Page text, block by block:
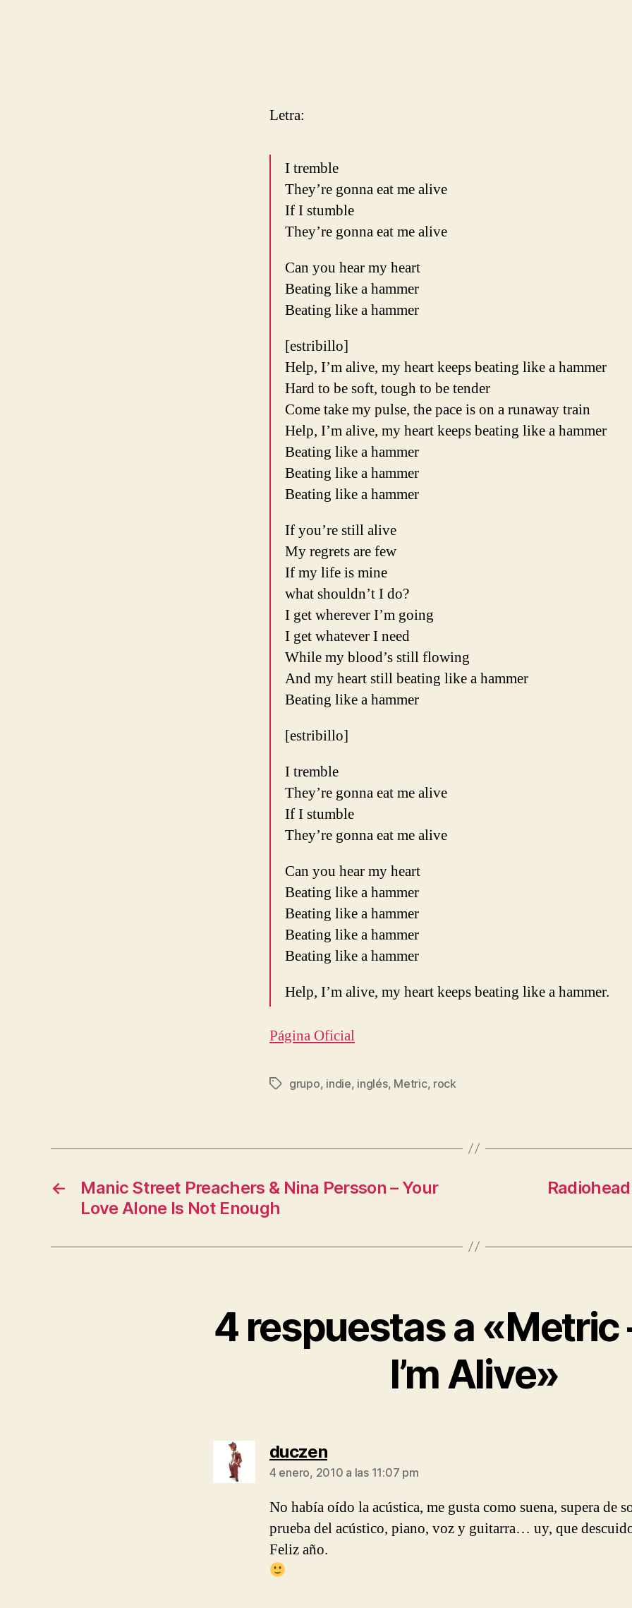
Letra:
I tremble
They’re gonna eat me alive
If I stumble
They’re gonna eat me alive
Can you hear my heart
Beating like a hammer
Beating like a hammer
[estribillo]
Help, I’m alive, my heart keeps beating like a hammer
Hard to be soft, tough to be tender
Come take my pulse, the pace is on a runaway train
Help, I’m alive, my heart keeps beating like a hammer
Beating like a hammer
Beating like a hammer
Beating like a hammer
If you’re still alive
My regrets are few
If my life is mine
what shouldn’t I do?
I get wherever I’m going
I get whatever I need
While my blood’s still flowing
And my heart still beating like a hammer
Beating like a hammer
[estribillo]
I tremble
They’re gonna eat me alive
If I stumble
They’re gonna eat me alive
Can you hear my heart
Beating like a hammer
Beating like a hammer
Beating like a hammer
Beating like a hammer
Help, I’m alive, my heart keeps beating like a hammer.
Página Oficial
Etiquetas
grupo, indie, inglés, Metric, rock
←
Manic Street Preachers & Nina Persson – Your
Love Alone Is Not Enough
4 respuestas a «Metric
I’m Alive»
duczendice:
4 enero, 2010 a las 11:07 pm
No había oído la acústica, me gusta como suena, supera de
prueba del acústico, piano, voz y guitarra… uy, que
Feliz año.